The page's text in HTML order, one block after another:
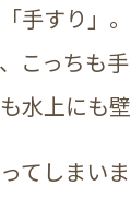
手すり」。
こっちも手
水上にも
てしまいま